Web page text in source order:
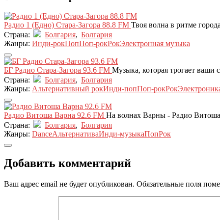
Радио 1 (Едно) Стара-Загора 88.8 FM Твоя волна в ритме города
Страна:
Болгария, Болгария
Жанры: Инди-рокПопПоп-рокРокЭлектронная музыка
БГ Радио Стара-Загора 93.6 FM Музыка, которая трогает ваши
Страна:
Болгария, Болгария
Жанры: Альтернативный рокИнди-попПоп-рокРок
Радио Витоша Варна 92.6 FM На волнах Варны - Радио Витоша
Страна:
Болгария, Болгария
Жанры: DanceАльтернативаИнди-музыкаПопРок
Добавить комментарий
Ваш адрес email не будет опубликован. Обязательные поля